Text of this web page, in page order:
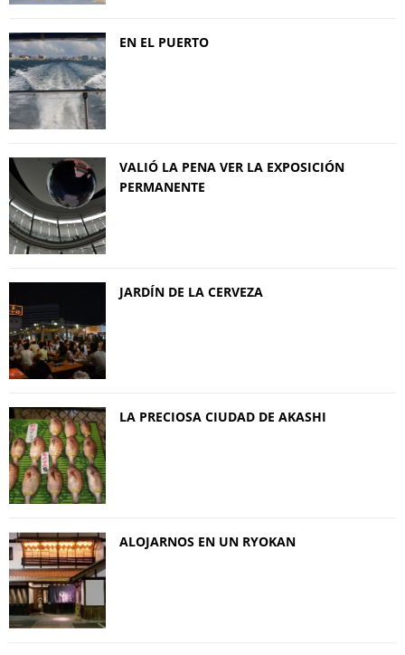
EN EL PUERTO
VALIÓ LA PENA VER LA EXPOSICIÓN
PERMANENTE
JARDÍN DE LA CERVEZA
LA PRECIOSA CIUDAD DE AKASHI
ALOJARNOS EN UN RYOKAN